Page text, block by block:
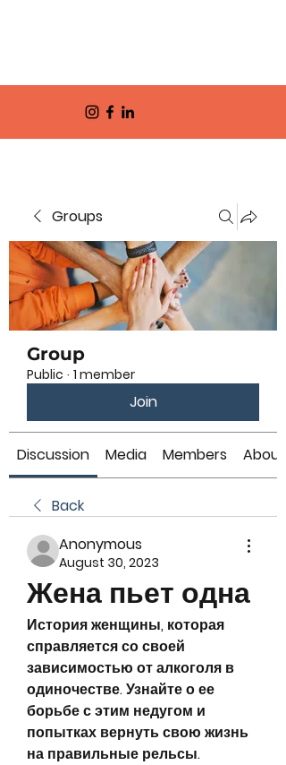
Groups
Group
Public · 1 member
Join
Discussion Media Members About
Back
Anonymous
August 30, 2023
Жена пьет одна
История женщины, которая
справляется со своей
зависимостью от алкоголя в
одиночестве. Узнайте о ее
борьбе с этим недугом и
попытках вернуть свою жизнь
на правильные рельсы.